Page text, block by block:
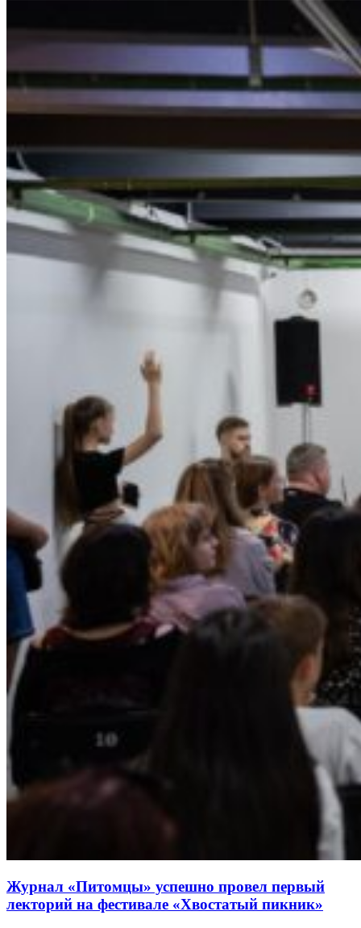
Журнал «Питомцы» успешно провел первый
лекторий на фестивале «Хвостатый пикник»